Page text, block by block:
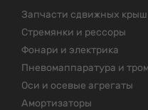
Запчасти сдвижных крыш
Стремянки и рессоры
Фонари и электрика
Пневомаппаратура и
Оси и осевые агрегаты
Амортизаторы